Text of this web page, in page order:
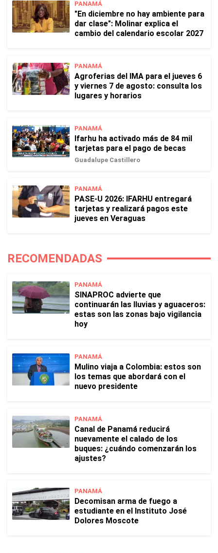
PANAMÁ
"En diciembre no hay ambiente para
dar clase": Molinar explica el
cambio del calendario escolar 2027
PANAMÁ
Agroferias del IMA para el jueves 6
y viernes 7 de agosto: consulta los
lugares y horarios
PANAMÁ
Ifarhu ha activado más de 84 mil
tarjetas para el pago de becas
Guadalupe Castillero
PANAMÁ
PASE-U 2026: IFARHU entregará
tarjetas y realizará pagos este
jueves en Veraguas
RECOMENDADAS
PANAMÁ
SINAPROC advierte que
continuarán las lluvias y aguaceros:
estas son las zonas bajo vigilancia
hoy
PANAMÁ
Mulino viaja a Colombia: estos son
los temas que abordará con el
nuevo presidente
PANAMÁ
Canal de Panamá reducirá
nuevamente el calado de los
buques: ¿cuándo comenzarán los
ajustes?
PANAMÁ
Decomisan arma de fuego a
estudiante en el Instituto José
Dolores Moscote